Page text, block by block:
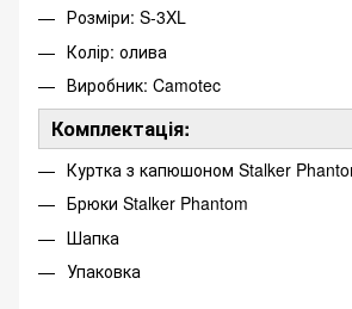
Розміри: S-3XL
Колір: олива
Виробник: Camotec
Комплектація:
Куртка з капюшоном Stalker
Брюки Stalker Phantom
Шапка
Упаковка